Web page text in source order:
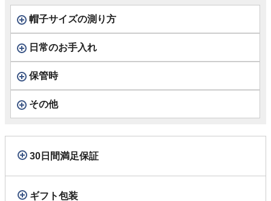
帽子サイズの測り方
日常のお手入れ
保管時
その他
30日間満足保証
ギフト包装